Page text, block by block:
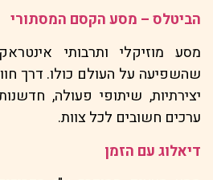
הביטלס – מסע הקסם המסתורי
מסע מוזיקלי ותרבותי
שהשפיעה על העולם כולו. דרך
יצירתיות, שיתופי פעולה,
ערכים חשובים לכל צוות.
דיאלוג עם הזמן